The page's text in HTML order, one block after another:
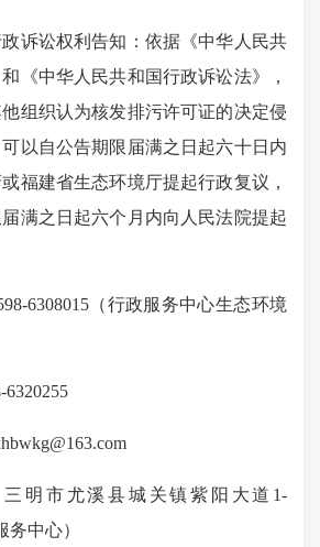
讼权利告知：依据《中华人民共
《中华人民共和国行政诉讼法》，
组织认为核发排污许可证的决定侵
以自公告期限届满之日起六十日内
福建省生态环境厅提起行政复议，
满之日起六个月内向人民法院提起
6308015（行政服务中心生态环境
市尤溪县城关镇紫阳大道1-
务中心）